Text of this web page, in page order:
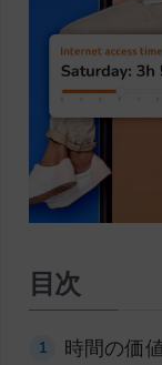
目次
1 時間の価